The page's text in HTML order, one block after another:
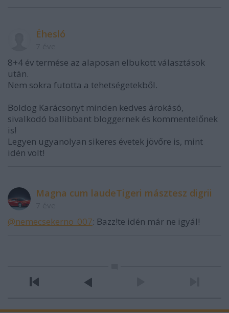
Éhesló
8+4 év termése az alaposan elbukott választások
után.
Nem sokra futotta a tehetségetekből.
Boldog Karácsonyt minden kedves árokásó,
sivalkodó ballibbant bloggernek és kommentelőnek
is!
Legyen ugyanolyan sikeres évetek jövőre is, mint
idén volt!
Magna cum laudeTigeri másztesz digrii
@nemecsekerno_007: Bazz!te idén már ne igyál!